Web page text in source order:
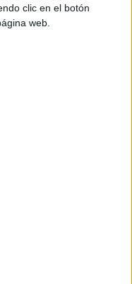
clic en el botón
web.
de uso*